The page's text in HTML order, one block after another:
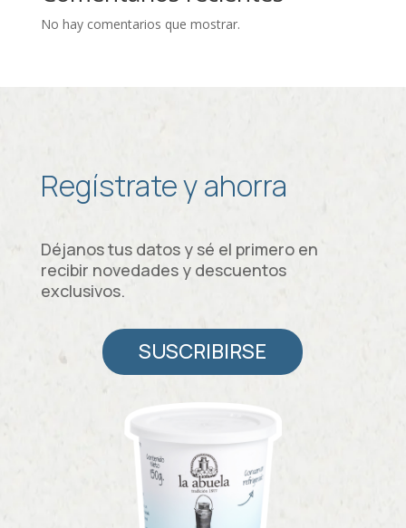
No hay comentarios que mostrar.
Regístrate y ahorra
Déjanos tus datos y sé el primero en
recibir novedades y descuentos
exclusivos.
SUSCRIBIRSE